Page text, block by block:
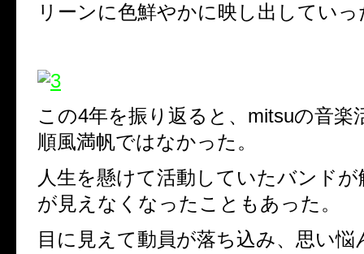
リーンに色鮮やかに映し出してい
この4年を振り返ると、mitsuの音楽
順風満帆ではなかった。
人生を懸けて活動していたバンド
が見えなくなったこともあった。
目に見えて動員が落ち込み、思い